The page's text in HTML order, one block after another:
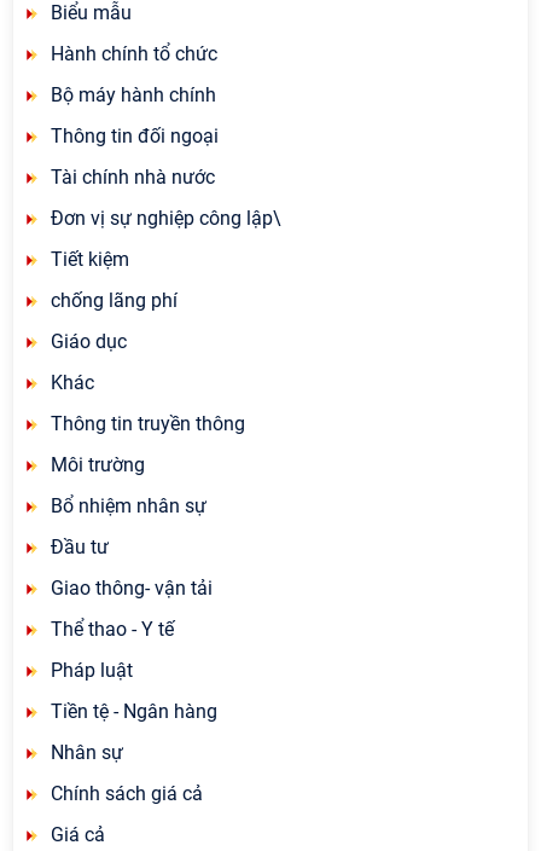
Biểu mẫu
Hành chính tổ chức
Bộ máy hành chính
Thông tin đối ngoại
Tài chính nhà nước
Đơn vị sự nghiệp công lập\
Tiết kiệm
chống lãng phí
Giáo dục
Khác
Thông tin truyền thông
Môi trường
Bổ nhiệm nhân sự
Đầu tư
Giao thông- vận tải
Thể thao - Y tế
Pháp luật
Tiền tệ - Ngân hàng
Nhân sự
Chính sách giá cả
Giá cả